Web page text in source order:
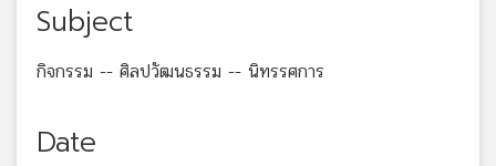
Subject
กิจกรรม -- ศิลปวัฒนธรรม -- นิทรรศการ
Date